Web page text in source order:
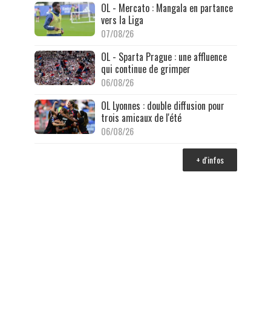
OL - Mercato : Mangala en partance
vers la Liga
07/08/26
OL - Sparta Prague : une affluence
qui continue de grimper
06/08/26
OL Lyonnes : double diffusion pour
trois amicaux de l'été
06/08/26
+ d'infos